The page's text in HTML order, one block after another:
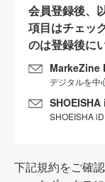
会員登録後、
項目はチェッ
のは登録後に
MarkeZine
デジタルを中
SHOEISHA
下記規約をご確